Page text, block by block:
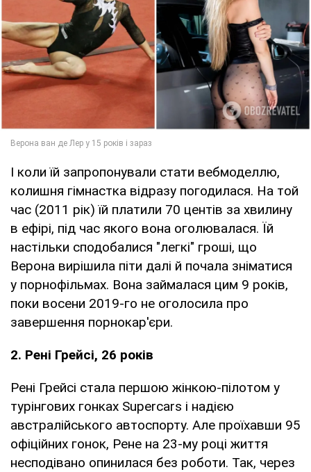
І коли їй запропонували стати вебмоделлю,
колишня гімнастка відразу погодилася. На той
час (2011 рік) їй платили 70 центів за хвилину
в ефірі, під час якого вона оголювалася. Їй
настільки сподобалися "легкі" гроші, що
Верона вирішила піти далі й почала зніматися
у порнофільмах. Вона займалася цим 9 років,
поки восени 2019-го не оголосила про
завершення порнокар'єри.
2. Рені Грейсі, 26 років
Рені Грейсі стала першою жінкою-пілотом у
турінгових гонках Supercars і надією
австралійського автоспорту. Але проїхавши 95
офіційних гонок, Рене на 23-му році життя
несподівано опинилася без роботи. Так, через